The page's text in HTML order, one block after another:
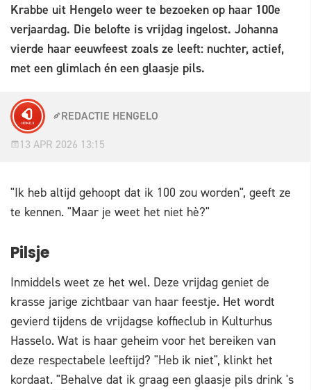
Krabbe uit Hengelo weer te bezoeken op haar 100e
verjaardag. Die belofte is vrijdag ingelost. Johanna
vierde haar eeuwfeest zoals ze leeft: nuchter, actief,
met een glimlach én een glaasje pils.
REDACTIE HENGELO
13 APR 2026 13:15
"Ik heb altijd gehoopt dat ik 100 zou worden", geeft ze
te kennen. "Maar je weet het niet hè?"
Pilsje
Inmiddels weet ze het wel. Deze vrijdag geniet de
krasse jarige zichtbaar van haar feestje. Het wordt
gevierd tijdens de vrijdagse koffieclub in Kulturhus
Hasselo. Wat is haar geheim voor het bereiken van
deze respectabele leeftijd? "Heb ik niet", klinkt het
kordaat. "Behalve dat ik graag een glaasje pils drink 's